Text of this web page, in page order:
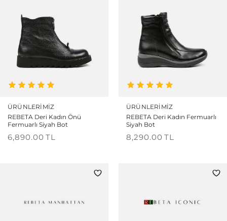
ÜRÜNLERIMIZ
REBETA Deri Kadın Önü
Fermuarlı Siyah Bot
6,890.00 TL
ÜRÜNLERIMIZ
REBETA Deri Kadın Fermuarlı
Siyah Bot
8,290.00 TL